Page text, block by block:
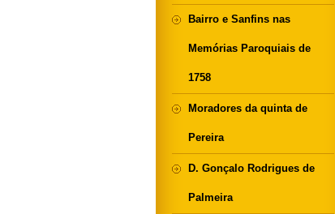
Bairro e Sanfins nas
Memórias Paroquiais de
1758
Moradores da quinta de
Pereira
D. Gonçalo Rodrigues de
Palmeira